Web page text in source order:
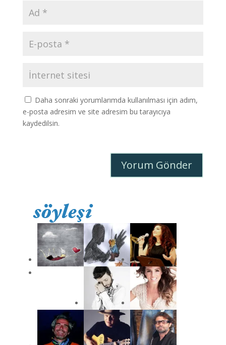
Daha sonraki yorumlarımda kullanılması için adım,
e-posta adresim ve site adresim bu tarayıcıya
kaydedilsin.